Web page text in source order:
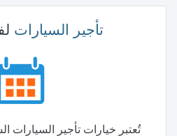
تأجير السيارات
تُعتبر خيارات تأجير السيارات